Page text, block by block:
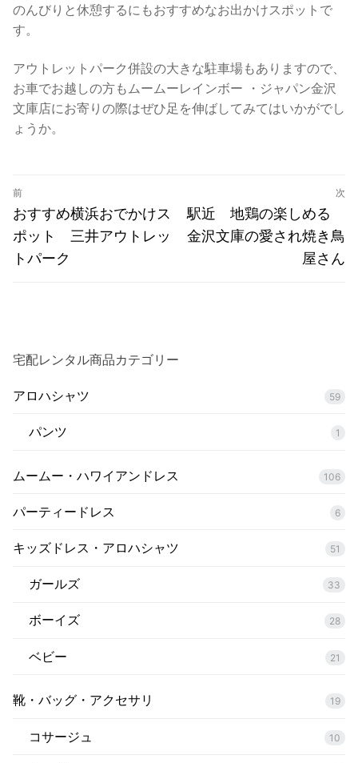
のんびりと休憩するにもおすすめなお出かけスポットで
す。
アウトレットパーク併設の大きな駐車場もありますので、
お車でお越しの方もムームーレインボー ・ジャパン金沢
文庫店にお寄りの際はぜひ足を伸ばしてみてはいかがでし
ょうか。
投
稿
ナ
ビ
ョ
ン
前
前
の
投
稿:
おすすめ横浜おでかけス
ポット 三井アウトレッ
トパーク
次
次
の
駅近 地鶏の楽しめる
金沢文庫の愛され焼き鳥
屋さん
宅配レンタル商品カテゴリー
アロハシャツ 59
パンツ 1
ムームー・ハワイアンドレス 106
パーティードレス 6
キッズドレス・アロハシャツ 51
ガールズ 33
ボーイズ 28
ベビー 21
靴・バッグ・アクセサリ 19
コサージュ 10